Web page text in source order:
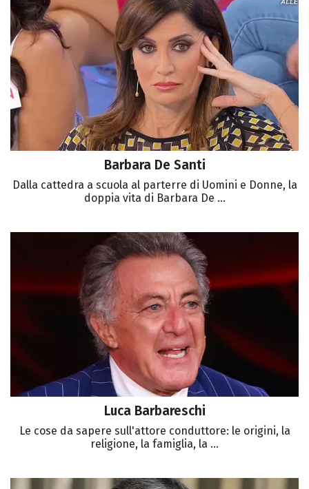
Barbara De Santi
Dalla cattedra a scuola al parterre di Uomini e Donne, la
doppia vita di Barbara De ...
Luca Barbareschi
Le cose da sapere sull'attore conduttore: le origini, la
religione, la famiglia, la ...